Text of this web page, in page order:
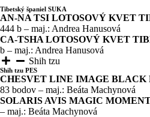
Tibetský španiel SUKA
AN-NA TSI LOTOSOVÝ KVET
444 b – maj.: Andrea Hanusová
CA-TSHA LOTOSOVÝ KVET
b – maj.: Andrea Hanusová
Shih tzu
Shih tzu PES
CHESVET LINE IMAGE BLACK
83 bodov – maj.: Beáta Machynová
SOLARIS AVIS MAGIC
– maj.: Beáta Machynová